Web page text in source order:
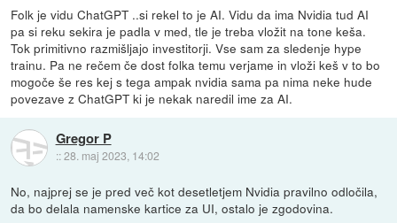
Folk je vidu ChatGPT ..si rekel to je AI. Vidu da ima Nvidia tud AI
pa si reku sekira je padla v med, tle je treba vložit na tone keša.
Tok primitivno razmišljajo investitorji. Vse sam za sledenje hype
trainu. Pa ne rečem če dost folka temu verjame in vloži keš v to bo
mogoče še res kej s tega ampak nvidia sama pa nima neke hude
povezave z ChatGPT ki je nekak naredil ime za AI.
Gregor P
::28. maj 2023, 14:02
No, najprej se je pred več kot desetletjem Nvidia pravilno odločila,
da bo delala namenske kartice za UI, ostalo je zgodovina.